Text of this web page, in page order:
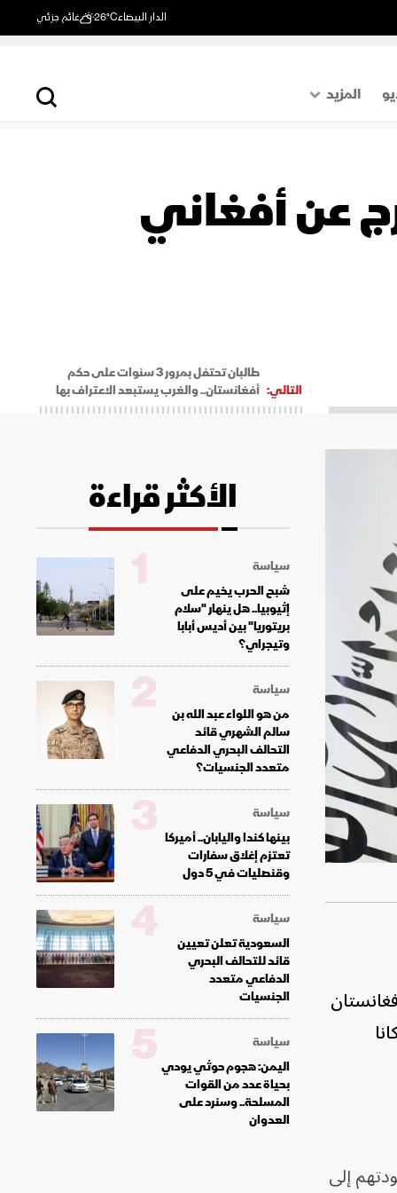
الدار البيضاء26°C غائم جزئي
المزيد
اقتصادعن أفغاني
التالي:
طالبان تحتفل بمرور 3 سنوات على حكم
أفغانستان.. والغرب يستبعد الاعتراف بها
إلى
الأكثر قراءة
سياسة
شبح الحرب يخيم على
إثيوبيا.. هل ينهار "سلام
بريتوريا" بين أديس أبابا
وتيجراي؟
1
سياسة
من هو اللواء عبد الله بن
سالم الشهري قائد
التحالف البحري الدفاعي
متعدد الجنسيات؟
2
سياسة
بينها كندا واليابان.. أميركا
تعتزم إغلاق سفارات
وقنصليات في 5 دول
3
سياسة
السعودية تعلن تعيين
قائد للتحالف البحري
الدفاعي متعدد
الجنسيات
4
سياسة
اليمن: هجوم حوثي يودي
بحياة عدد من القوات
المسلحة.. وسنرد على
العدوان
5